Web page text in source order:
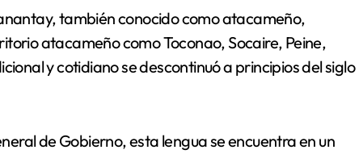
también conocido como atacameño,
atacameño como Toconao, Socaire, Peine,
y cotidiano se descontinuó a principios del siglo
de Gobierno, esta lengua se encuentra en un